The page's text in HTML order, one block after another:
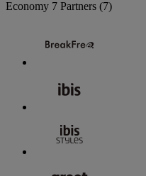
Economy 7 Partners (7)